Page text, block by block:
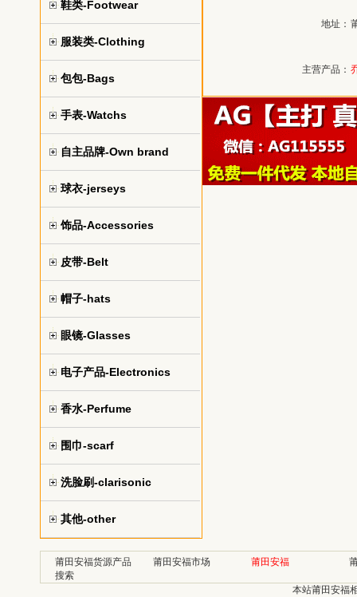
鞋类-Footwear
服装类-Clothing
包包-Bags
手表-Watchs
自主品牌-Own brand
球衣-jerseys
饰品-Accessories
皮带-Belt
帽子-hats
眼镜-Glasses
电子产品-Electronics
香水-Perfume
围巾-scarf
洗脸刷-clarisonic
其他-other
地址：
主营产品：
莆田安福货源产品
搜索
莆田安福市场 莆田安福
本站莆田安福